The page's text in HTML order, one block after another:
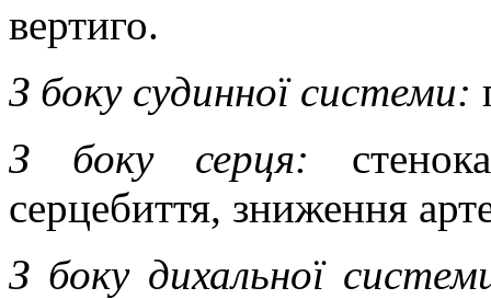
вертиго.
З боку судинної системи:
З боку серця:
серцебиття, зниження
З боку дихальної